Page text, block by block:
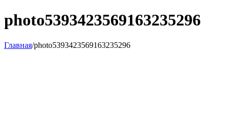
photo5393423569163235296
Главная/photo5393423569163235296